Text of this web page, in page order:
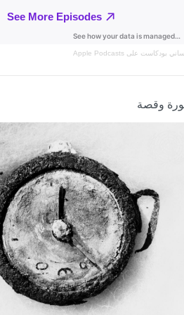
بودكاست على Apple Podcasts
وقصة